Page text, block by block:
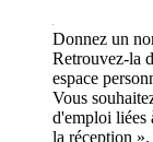
Donnez un
Retrouvez-la
espace
Vous
d'emploi liées
la réception ».